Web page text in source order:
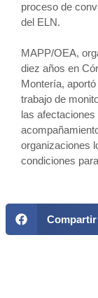
proceso de
del ELN.
MAPP/OEA,
diez años en
Montería,
trabajo de
las
organizaciones
condiciones